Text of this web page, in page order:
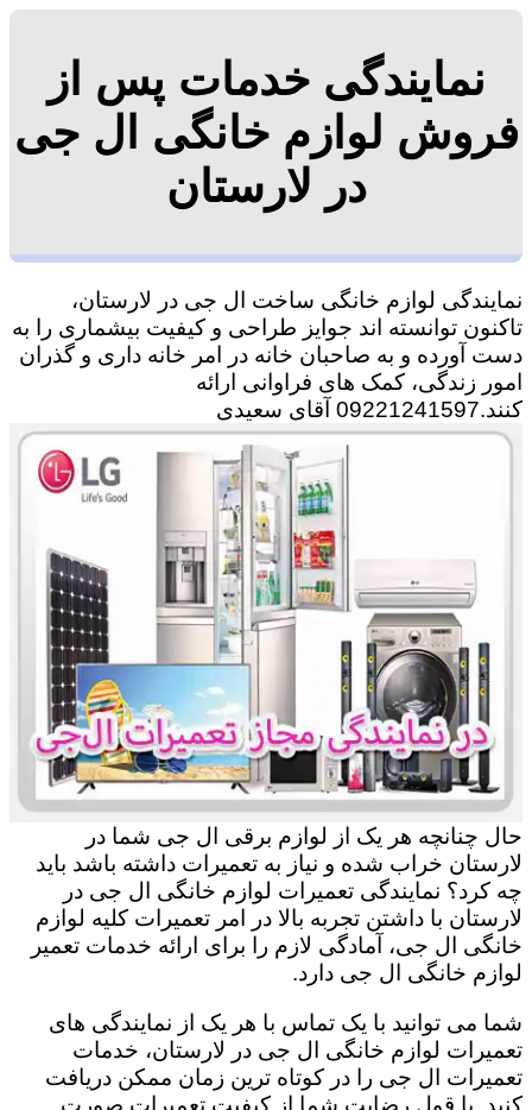
نمایندگی خدمات پس از
فروش لوازم خانگی ال جی
در لارستان
نمایندگی لوازم خانگی ساخت ال جی در لارستان،
تاکنون توانسته اند جوایز طراحی و کیفیت بیشماری را به
دست آورده و به صاحبان خانه در امر خانه داری و گذران
امور زندگی، کمک های فراوانی ارائه
کنند.09221241597 آقای سعیدی
حال چنانچه هر یک از لوازم برقی ال جی شما در
لارستان خراب شده و نیاز به تعمیرات داشته باشد باید
چه کرد؟ نمایندگی تعمیرات لوازم خانگی ال جی در
لارستان با داشتن تجربه بالا در امر تعمیرات کلیه لوازم
خانگی ال جی، آمادگی لازم را برای ارائه خدمات تعمیر
لوازم خانگی ال جی دارد.
شما می توانید با یک تماس با هر یک از نمایندگی های
تعمیرات لوازم خانگی ال جی در لارستان، خدمات
تعمیرات ال جی را در کوتاه ترین زمان ممکن دریافت
کنید. با قول رضایت شما از کیفیت تعمیرات صورت